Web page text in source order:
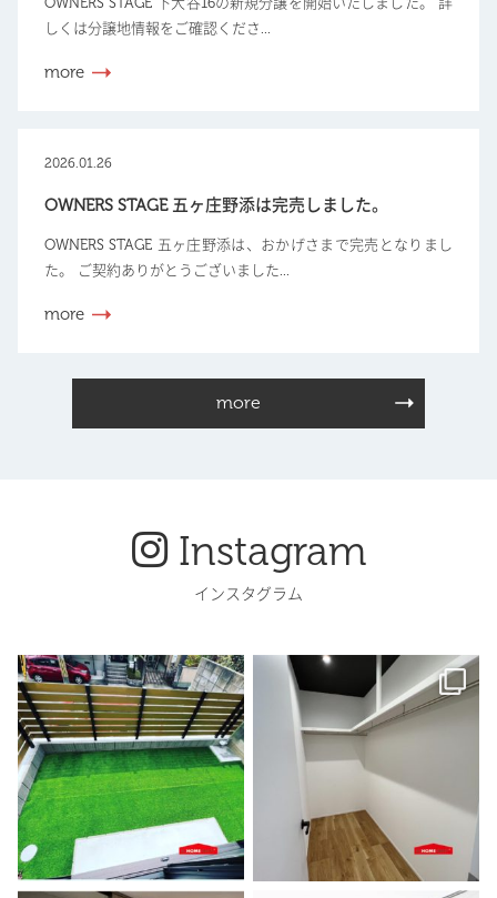
しくは分譲地情報をご確認くださ...
more
2026.01.26
OWNERS STAGE 五ヶ庄野添は完売しました。
OWNERS STAGE 五ヶ庄野添は、おかげさまで完売となりまし
た。 ご契約ありがとうございました...
more
more
Instagram
インスタグラム